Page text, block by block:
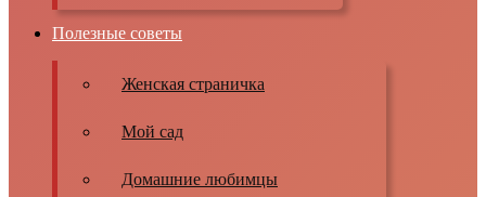
Полезные советы
Женская страничка
Мой сад
Домашние любимцы